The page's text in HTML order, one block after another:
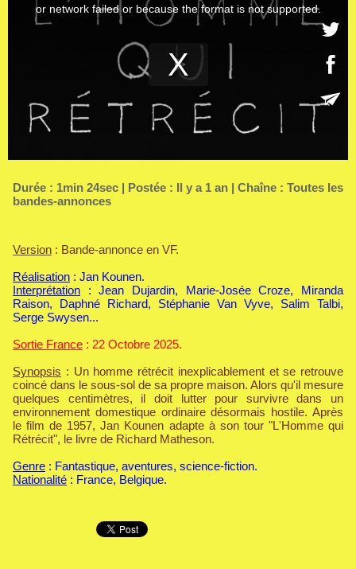
Durée : 1min 24sec | Postée : Il y a 1 an | Chaîne : Toutes les
bandes-annonces
Version : Bande-annonce en VF.
Réalisation : Jan Kounen.
Interprétation : Jean Dujardin, Marie-Josée Croze, Miranda
Raison, Daphné Richard, Stéphanie Van Vyve, Salim Talbi,
Serge Swysen...
Sortie France : 22 Octobre 2025.
Synopsis : Un homme rétrécit inexplicablement et se retrouve
coincé dans le sous-sol de sa propre maison. Alors qu'il mesure
quelques centimètres, il doit lutter pour survivre dans un
environnement domestique ordinaire désormais hostile. Après
le film de 1957, Jan Kounen adapte à son tour "L'Homme qui
Rétrécit", le livre de Richard Matheson.
Genre : Fantastique, aventures, science-fiction.
Nationalité : France, Belgique.